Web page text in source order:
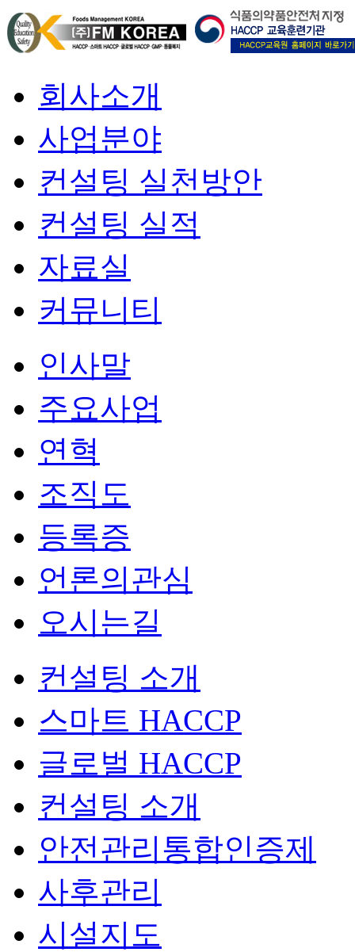
회사소개
사업분야
컨설팅 실천방안
컨설팅 실적
자료실
커뮤니티
인사말
주요사업
연혁
조직도
등록증
언론의관심
오시는길
컨설팅 소개
스마트 HACCP
글로벌 HACCP
컨설팅 소개
안전관리통합인증제
사후관리
시설지도